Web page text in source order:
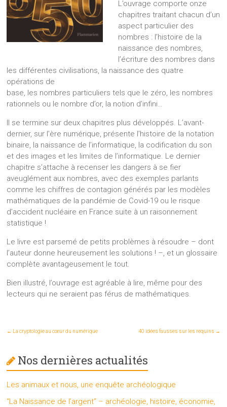
L’ouvrage comporte onze
chapitres traitant chacun d’un
aspect particulier des
nombres : l’histoire de la
naissance des nombres,
l’écriture des nombres dans
les différentes civilisations, la naissance des quatre
opérations de
base, les nombres particuliers tels que le zéro, les nombres
rationnels ou le nombre d’or, la notion d’infini…
Il se termine sur deux chapitres plus développés. L’avant-
dernier, sur l’ère numérique, présente l’histoire de la notation
binaire, la naissance de l’informatique, la codification du son
et des images et les limites de l’informatique. Le dernier
chapitre s’attache à recenser les dangers à se fier
aveuglément aux nombres, avec des exemples parlants
comme les chiffres de contagion générés par les modèles
mathématiques de la pandémie de Covid-19 ou le risque
d’accident nucléaire en France suite à un raisonnement
statistique !
Le livre est parsemé de petits problèmes à résoudre – dont
l’auteur donne heureusement les solutions ! –, et un glossaire
complète avantageusement le tout.
Bien illustré, l’ouvrage est agréable à lire, même pour des
lecteurs qui ne seraient pas férus de mathématiques.
← La cryptologie au cœur du numérique 40 idées fausses sur les requins →
Nos dernières actualités
Les animaux et nous, une enquête archéologique
“La Naissance de l’argent” – archéologie, histoire, économie,